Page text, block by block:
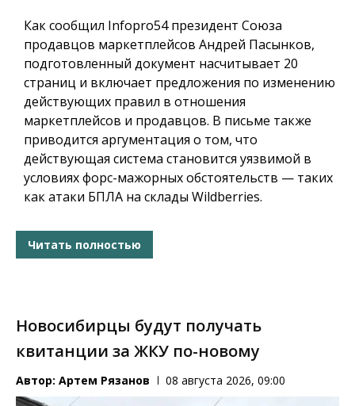
Как сообщил Infopro54президент Союза
продавцов маркетплейсов Андрей Пасынков,
подготовленный документ насчитывает 20
страниц и включает предложения по изменению
действующих правил в отношения
маркетплейсов и продавцов. В письме также
приводится аргументация о том, что
действующая система становится уязвимой в
условиях форс-мажорных обстоятельств — таких
как атаки БПЛА на склады Wildberries.
Читать полностью
Новосибирцы будут получать
квитанции за ЖКУ по-новому
Автор: Артем Рязанов 08 августа 2026, 09:00